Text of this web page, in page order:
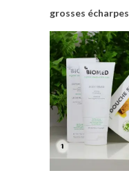
grosses écharpes